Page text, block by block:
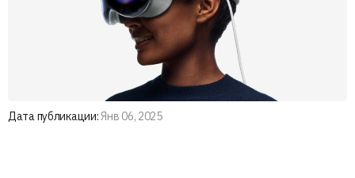
Дата публикации:Янв 06, 2025